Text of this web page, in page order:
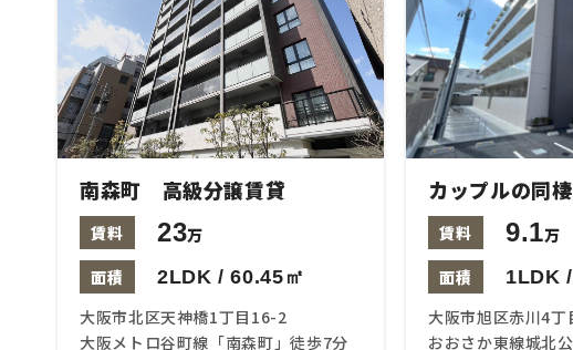
南森町 高級分譲賃貸
賃料 23万
面積
2LDK / 60.45㎡
大阪市北区天神橋1丁目16-2
大阪メトロ谷町線「南森町」徒歩7分
カップルの同
賃料 9.1万
面積
1LDK
大阪市旭区赤川4丁
おおさか東線城北